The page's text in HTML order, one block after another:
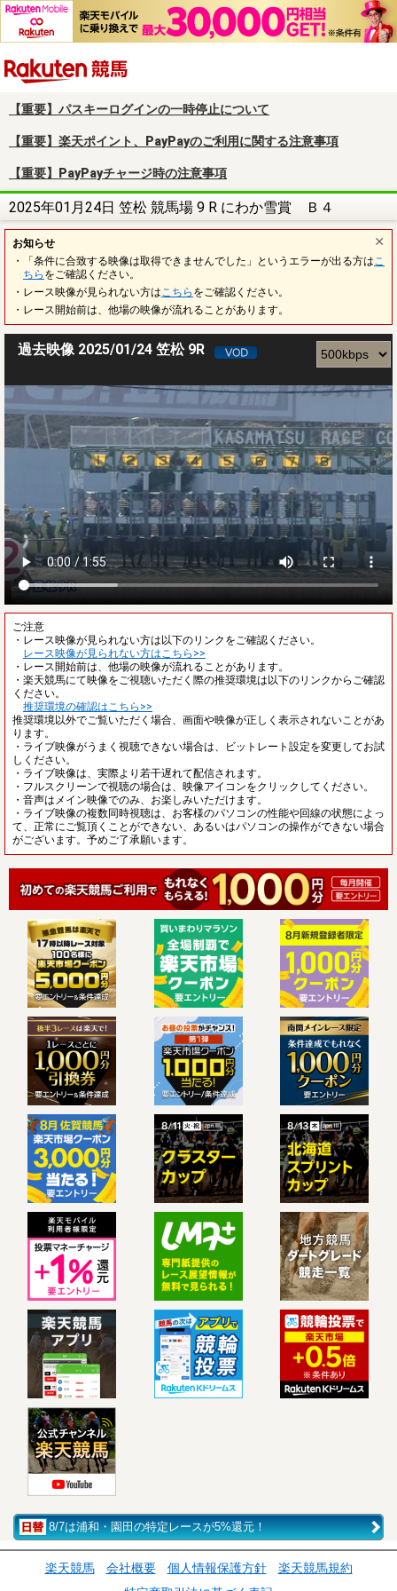
【重要】パスキーログインの一時停止について
【重要】楽天ポイント、PayPayのご利用に関する注意事項
【重要】PayPayチャージ時の注意事項
2025年01月24日 笠松 競馬場 9 R にわか雪賞 Ｂ４
お知らせ
・「条件に合致する映像は取得できませんでした」というエラーが出る方は こ
ちら をご確認ください。
・レース映像が見られない方は こちら をご確認ください。
・レース開始前は、他場の映像が流れることがあります。
過去映像 2025/01/24 笠松 9R
ご注意
・レース映像が見られない方は以下のリンクをご確認ください。
レース映像が見られない方はこちら>>
・レース開始前は、他場の映像が流れることがあります。
・楽天競馬にて映像をご視聴いただく際の推奨環境は以下のリンクからご確認
ください。
推奨環境の確認はこちら>>
推奨環境以外でご覧いただく場合、画面や映像が正しく表示されないことがあ
ります。
・ライブ映像がうまく視聴できない場合は、ビットレート設定を変更してお試
しください。
・ライブ映像は、実際より若干遅れて配信されます。
・フルスクリーンで視聴の場合は、映像アイコンをクリックしてください。
・音声はメイン映像でのみ、お楽しみいただけます。
・ライブ映像の複数同時視聴は、お客様のパソコンの性能や回線の状態によっ
て、正常にご覧頂くことができない、あるいはパソコンの操作ができない場合
がございます。予めご了承願います。
8/7は浦和・園田の特定レースが5%還元！
楽天競馬 会社概要 個人情報保護方針
楽天競馬規約